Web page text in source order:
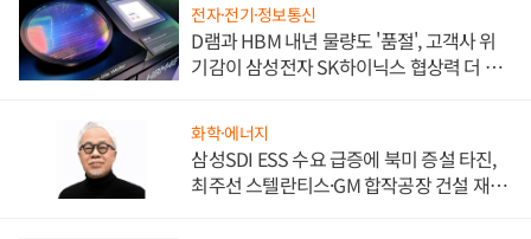
전자·전기·정보통신
D램과 HBM 내년 물량도 '품절', 고객사 위
기감이 삼성전자 SK하이닉스 협상력 더 키
화학·에너지
삼성SDI ESS 수요 급증에 북미 증설 타진,
최주선 스텔란티스·GM 합작공장 건설 재추